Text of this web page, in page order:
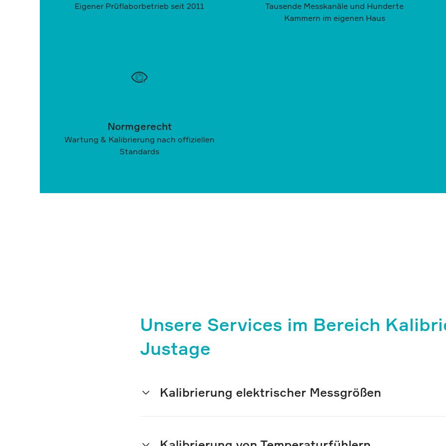
Eigener Prüflaborbetrieb seit 2011
Tausende Messkanäle und Hunderte
Kammern im eigenen Haus
Normgerecht
Wartung & Kalibrierung nach offiziellen
Standards
Unsere Services im Bereich
Justage
Kalibrierung elektrischer Messgrößen